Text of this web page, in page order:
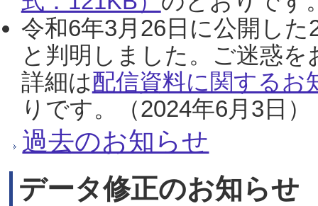
令和6年3月26日に公開し
と判明しました。ご迷惑
詳細は配信資料に関するお
りです。（2024年6月3日）
過去のお知らせ
データ修正のお知らせ